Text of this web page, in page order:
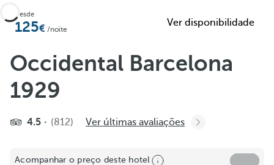
Desde
125 /noite
Ver disponibilidade
Occidental Barcelona
1929
4.5 (812) Ver últimas avaliações
Acompanhar o preço deste hotel